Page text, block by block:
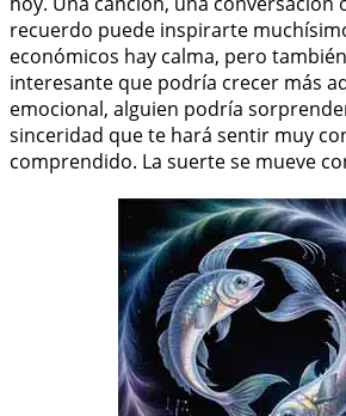
recuerdo puede inspirarte
económicos hay calma, pero
interesante que podría crecer más
emocional, alguien podría
sinceridad que te hará sentir muy
comprendido. La suerte se mueve